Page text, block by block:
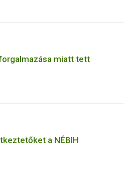
miatt tett
a NÉBIH